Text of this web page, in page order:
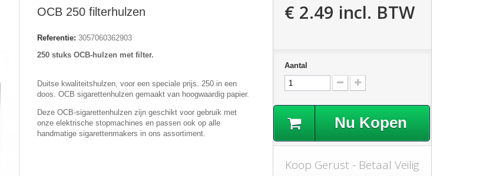
OCB 250 filterhulzen
Referentie: 3057060362903
250 stuks OCB-hulzen met filter.
Duitse kwaliteitshulzen, voor een speciale prijs. 250 in een
doos. OCB sigarettenhulzen gemaakt van hoogwaardig papier.
Deze OCB-sigarettenhulzen zijn geschikt voor gebruik met
onze elektrische stopmachines en passen ook op alle
handmatige sigarettenmakers in ons assortiment.
€ 2.49 incl. BTW
Aantal
Nu Kopen
Koop Gerust - Betaal Veilig